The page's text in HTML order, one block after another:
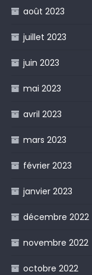
août 2023
juillet 2023
juin 2023
mai 2023
avril 2023
mars 2023
février 2023
janvier 2023
décembre 2022
novembre 2022
octobre 2022